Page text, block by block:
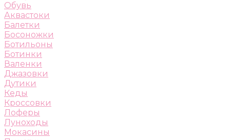
Обувь
Аквастоки
Балетки
Босоножки
Ботильоны
Ботинки
Валенки
Джазовки
Дутики
Кеды
Кроссовки
Лоферы
Луноходы
Мокасины